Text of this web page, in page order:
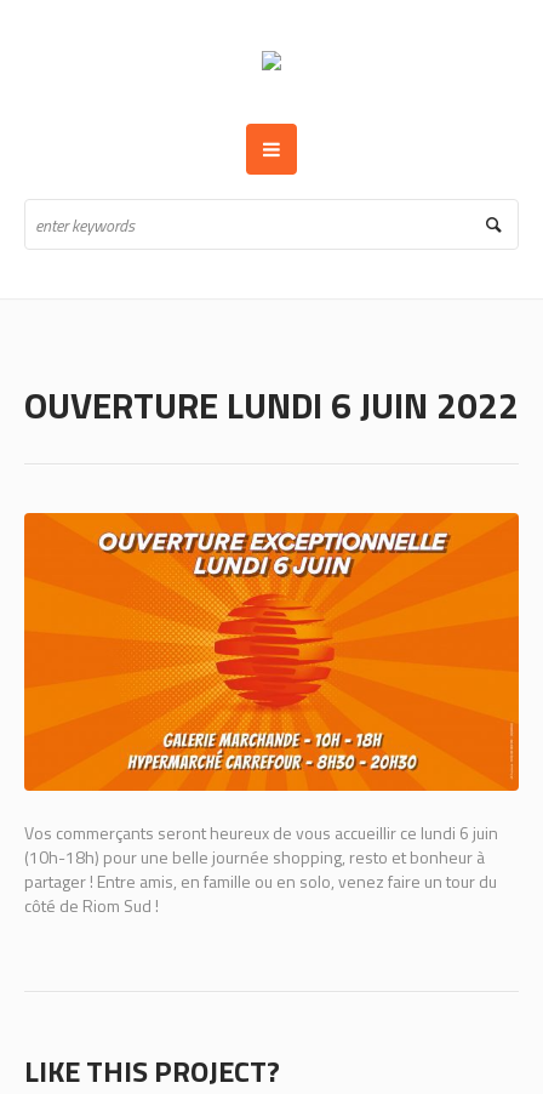
OUVERTURE LUNDI 6 JUIN 2022
Vos commerçants seront heureux de vous accueillir ce lundi 6 juin
(10h-18h) pour une belle journée shopping, resto et bonheur à
partager ! Entre amis, en famille ou en solo, venez faire un tour du
côté de Riom Sud !
LIKE THIS PROJECT?